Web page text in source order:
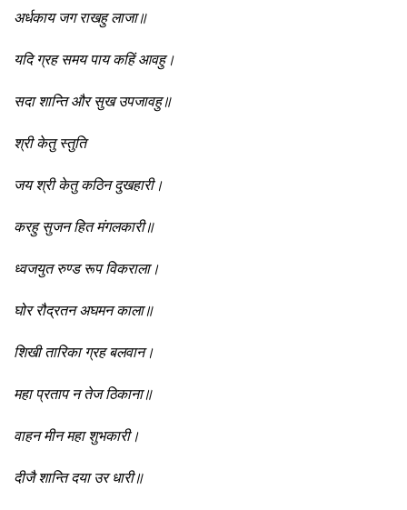
अर्धकाय जग राखहु लाजा॥
यदि ग्रह समय पाय कहिं आवहु।
सदा शान्ति और सुख उपजावहु॥
श्री केतु स्तुति
जय श्री केतु कठिन दुखहारी।
करहु सुजन हित मंगलकारी॥
ध्वजयुत रुण्ड रूप विकराला।
घोर रौद्रतन अघमन काला॥
शिखी तारिका ग्रह बलवान।
महा प्रताप न तेज ठिकाना॥
वाहन मीन महा शुभकारी।
दीजै शान्ति दया उर धारी॥